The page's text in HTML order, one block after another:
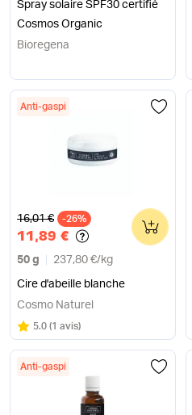
Spray solaire SPF30 certifié
Cosmos Organic
Bioregena
Anti-gaspi
Ancien prix
16,01 € -26%
11,89 €
50 g 237,80 €/ kg
Cire d'abeille blanche
0
Cosmo Naturel
Note
5.0 sur 5
(1 avis)
Anti-gaspi